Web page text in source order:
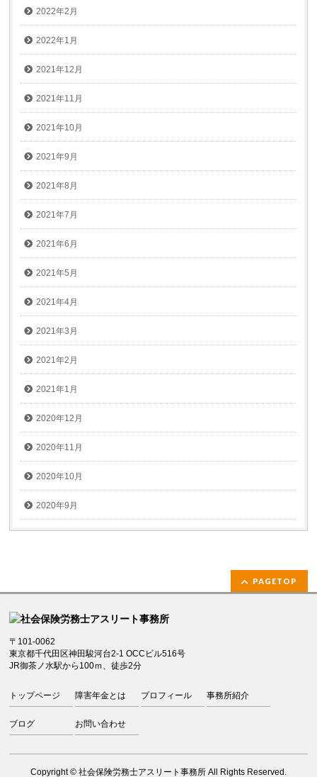
2022年2月
2022年1月
2021年12月
2021年11月
2021年10月
2021年9月
2021年8月
2021年7月
2021年6月
2021年5月
2021年4月
2021年3月
2021年2月
2021年1月
2020年12月
2020年11月
2020年10月
2020年9月
PAGETOP
〒101-0062
東京都千代田区神田駿河台2-1 OCCビル516号
JR御茶ノ水駅から100ｍ、徒歩2分
トップページ 障害年金とは プロフィール 事務所紹介
ブログ お問い合わせ
Copyright © 社会保険労務士アスリート事務所All Rights Reserved.